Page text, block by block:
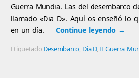
Guerra Mundia. Las del desembarco
llamado «Dia D». Aquí os enseñó lo
en un día.
Continue leyendo →
Etiquetado Desembarco, Dia D,II Guerra